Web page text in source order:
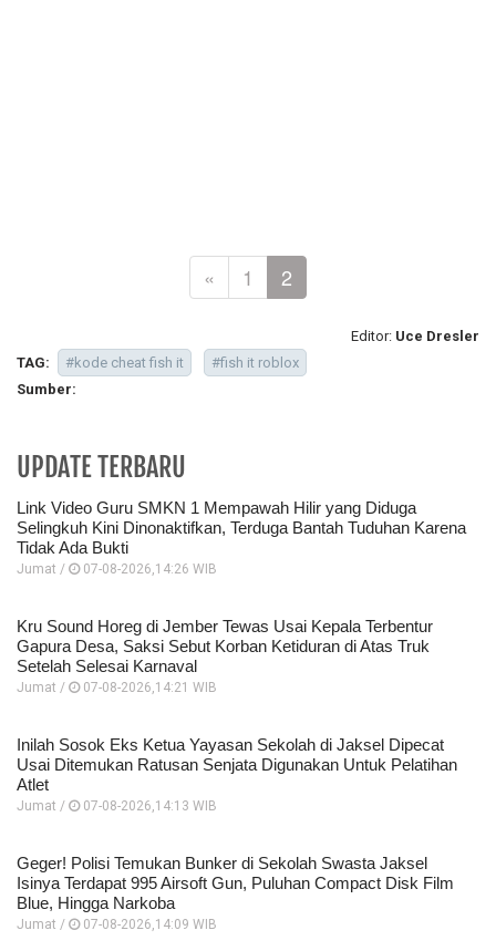
« 1 2
Editor: Uce Dresler
TAG:
#kode cheat fish it
#fish it roblox
Sumber:
UPDATE TERBARU
Link Video Guru SMKN 1 Mempawah Hilir yang Diduga
Selingkuh Kini Dinonaktifkan, Terduga Bantah Tuduhan Karena
Tidak Ada Bukti
Jumat / 07-08-2026,14:26 WIB
Kru Sound Horeg di Jember Tewas Usai Kepala Terbentur
Gapura Desa, Saksi Sebut Korban Ketiduran di Atas Truk
Setelah Selesai Karnaval
Jumat / 07-08-2026,14:21 WIB
Inilah Sosok Eks Ketua Yayasan Sekolah di Jaksel Dipecat
Usai Ditemukan Ratusan Senjata Digunakan Untuk Pelatihan
Atlet
Jumat / 07-08-2026,14:13 WIB
Geger! Polisi Temukan Bunker di Sekolah Swasta Jaksel
Isinya Terdapat 995 Airsoft Gun, Puluhan Compact Disk Film
Blue, Hingga Narkoba
Jumat / 07-08-2026,14:09 WIB